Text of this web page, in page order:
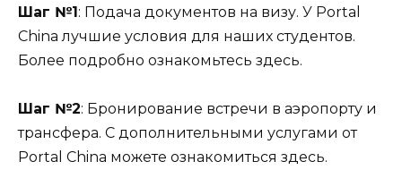
Шаг №1 : Подача документов на визу. У Portal
China лучшие условия для наших студентов.
Более подробно ознакомьтесь здесь.
Шаг №2: Бронирование встречи в аэропорту и
трансфера. С дополнительными услугами от
Portal China можете ознакомиться здесь.